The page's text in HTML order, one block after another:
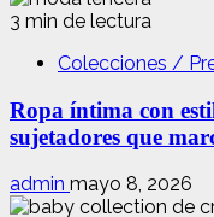
3 min de lectura
Colecciones /
Ropa íntima con
sujetadores que
admin mayo 8, 2026